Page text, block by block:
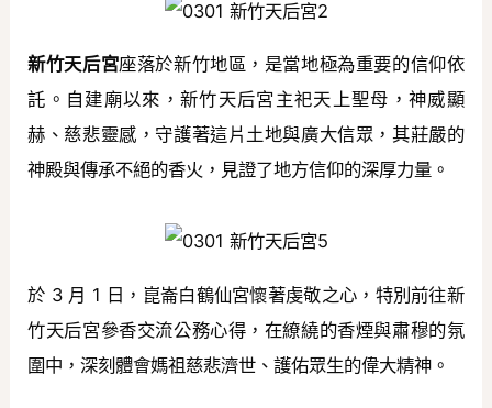
新竹天后宮座落於新竹地區，是當地極為重要的信仰依
託。自建廟以來，新竹天后宮主祀天上聖母，神威顯
赫、慈悲靈感，守護著這片土地與廣大信眾，其莊嚴的
神殿與傳承不絕的香火，見證了地方信仰的深厚力量。
於 3 月 1 日，崑崙白鶴仙宮懷著虔敬之心，特別前往新
竹天后宮參香交流公務心得，在繚繞的香煙與肅穆的氛
圍中，深刻體會媽祖慈悲濟世、護佑眾生的偉大精神。